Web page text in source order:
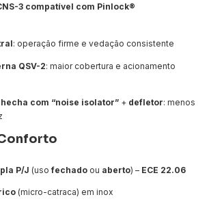
3 compatível com Pinlock®
: operação firme e vedação consistente
QSV-2: maior cobertura e acionamento
com “noise isolator” + defletor: menos
P/J (usofechado ou aberto) – ECE 22.06
(micro-catraca) em inox